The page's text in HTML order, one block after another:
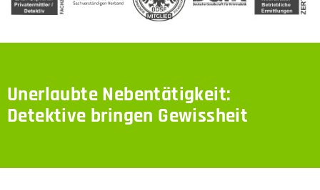
Unerlaubte Nebentätigkeit:
Detektive bringen Gewissheit